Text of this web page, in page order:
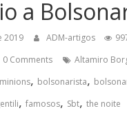
a
2019 ADM-artigos
0 Comments Altamiro
, bolsonarista,
, famosos, Sbt, the noite